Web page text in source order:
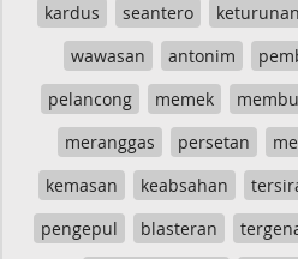
kardus
seantero keturunan
wawasan
antonim
pelancong
memek
meranggas
persetan
kemasan
keabsahan
pengepul
blasteran